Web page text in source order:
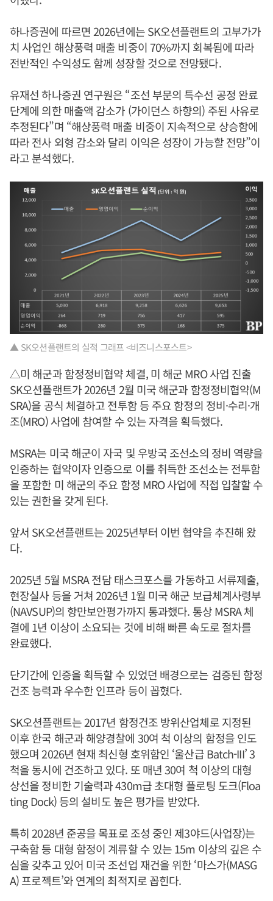
하나증권에 따르면 2026년에는 SK오션플랜트의 고부가가
치 사업인 해상풍력 매출 비중이 70%까지 회복됨에 따라
전반적인 수익성도 함께 성장할 것으로 전망됐다.
유재선 하나증권 연구원은 “조선 부문의 특수선 공정 완료
단계에 의한 매출액 감소가 (가이던스 하향의) 주된 사유로
추정된다”며 “해상풍력 매출 비중이 지속적으로 상승함에
따라 전사 외형 감소와 달리 이익은 성장이 가능할 전망”이
라고 분석했다.
▲ SK오션플랜트의 실적 그래프 <비즈니스포스트>
△미 해군과 함정정비협약 체결, 미 해군 MRO 사업 진출
SK오션플랜트가 2026년 2월 미국 해군과 함정정비협약(M
SRA)을 공식 체결하고 전투함 등 주요 함정의 정비·수리·개
조(MRO) 사업에 참여할 수 있는 자격을 획득했다.
MSRA는 미국 해군이 자국 및 우방국 조선소의 정비 역량을
인증하는 협약이자 인증으로 이를 취득한 조선소는 전투함
을 포함한 미 해군의 주요 함정 MRO 사업에 직접 입찰할 수
있는 권한을 갖게 된다.
앞서 SK오션플랜트는 2025년부터 이번 협약을 추진해 왔
다.
2025년 5월 MSRA 전담 태스크포스를 가동하고 서류제출,
현장실사 등을 거쳐 2026년 1월 미국 해군 보급체계사령부
(NAVSUP)의 항만보안평가까지 통과했다. 통상 MSRA 체
결에 1년 이상이 소요되는 것에 비해 빠른 속도로 절차를
완료했다.
단기간에 인증을 획득할 수 있었던 배경으로는 검증된 함정
건조 능력과 우수한 인프라 등이 꼽혔다.
SK오션플랜트는 2017년 함정건조 방위산업체로 지정된
이후 한국 해군과 해양경찰에 30여 척 이상의 함정을 인도
했으며 2026년 현재 최신형 호위함인 ‘울산급 Batch-III’ 3
척을 동시에 건조하고 있다. 또 매년 30여 척 이상의 대형
상선을 정비한 기술력과 430m급 초대형 플로팅 도크(Floa
ting Dock) 등의 설비도 높은 평가를 받았다.
특히 2028년 준공을 목표로 조성 중인 제3야드(사업장)는
구축함 등 대형 함정이 계류할 수 있는 15m 이상의 깊은 수
심을 갖추고 있어 미국 조선업 재건을 위한 ‘마스가(MASG
A) 프로젝트’와 연계의 최적지로 꼽힌다.